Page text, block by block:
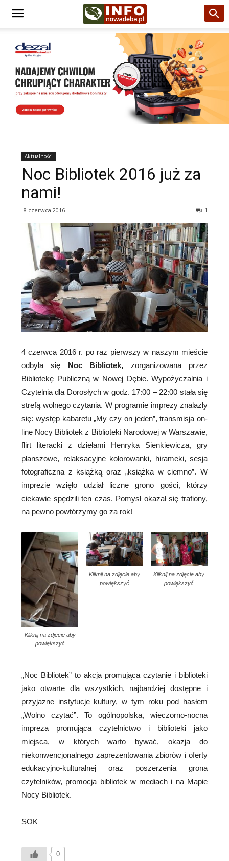
Aktualności
Noc Bibliotek 2016 już za
nami!
8 czerwca 2016 1
4 czerwca 2016 r. po raz pierwszy w naszym mieście
odbyła się Noc Bibliotek, zorganizowana przez
Bibliotekę Publiczną w Nowej Dębie. Wypożyczalnia i
Czytelnia dla Dorosłych w godz. 17:00 – 22:00 stała się
strefą wolnego czytania. W programie imprezy znalazły
się: występ kabaretu „My czy on jeden”, transmisja on-
line Nocy Bibliotek z Biblioteki Narodowej w Warszawie,
flirt literacki z dziełami Henryka Sienkiewicza, gry
planszowe, relaksacyjne kolorowanki, hirameki, sesja
fotograficzna z książką oraz „książka w ciemno”. W
imprezie wzięło udział liczne grono gości, którzy
ciekawie spędzili ten czas. Pomysł okazał się trafiony,
na pewno powtórzymy go za rok!
Kliknij na zdjęcie aby
powiększyć
Kliknij na zdjęcie aby
powiększyć
Kliknij na zdjęcie aby
powiększyć
„Noc Bibliotek” to akcja promująca czytanie i biblioteki
jako otwarte dla wszystkich, najbardziej dostępne i
przyjazne instytucje kultury, w tym roku pod hasłem
„Wolno czytać”. To ogólnopolska, wieczorno-nocna
impreza promująca czytelnictwo i biblioteki jako
miejsca, w których warto bywać, okazja do
niekonwencjonalnego zaprezentowania zbiorów i oferty
edukacyjno-kulturalnej oraz poszerzenia grona
czytelników, promocja bibliotek w mediach i na Mapie
Nocy Bibliotek.
SOK
0